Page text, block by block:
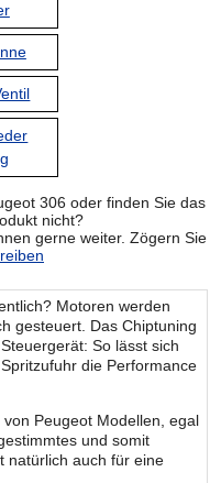
306 oder finden Sie das
nicht?
gerne weiter. Zögern Sie
Motoren werden
gesteuert. Das Chiptuning
So lässt sich
die Performance
Peugeot Modellen, egal
und somit
natürlich auch für eine